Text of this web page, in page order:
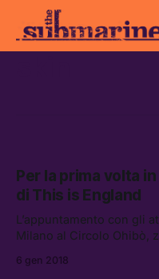
Per la prima volta
di This is England
L’appuntamento con gli
Milano al Circolo Ohibò,
6 gen 2018